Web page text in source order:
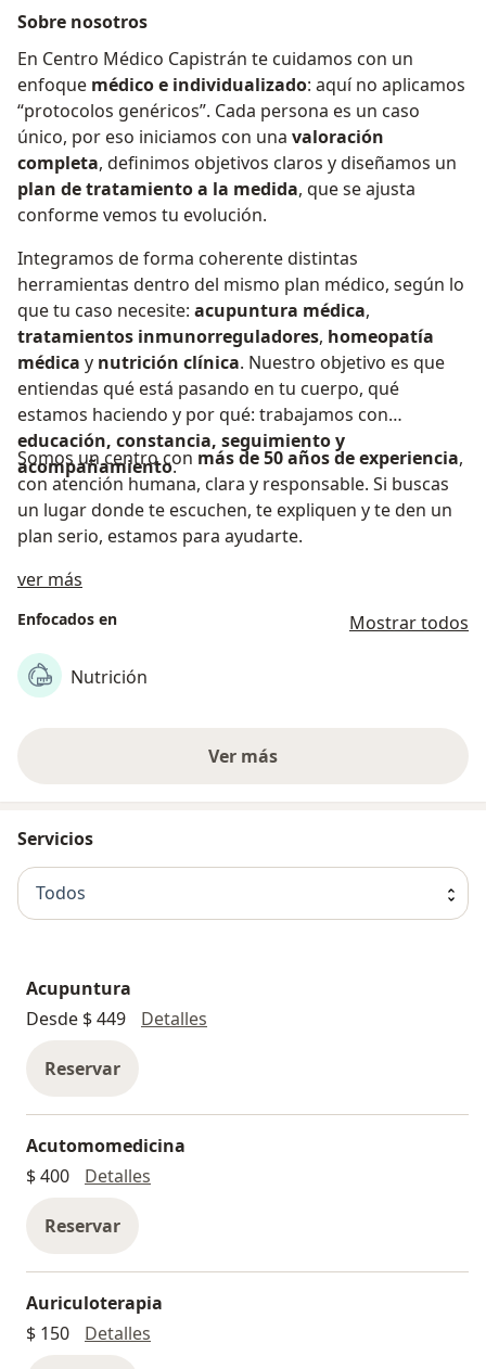
Sobre nosotros
En Centro Médico Capistrán te cuidamos con un
enfoque médico e individualizado: aquí no aplicamos
“protocolos genéricos”. Cada persona es un caso
único, por eso iniciamos con una valoración
completa, definimos objetivos claros y diseñamos un
plan de tratamiento a la medida, que se ajusta
conforme vemos tu evolución.
Integramos de forma coherente distintas
herramientas dentro del mismo plan médico, según lo
que tu caso necesite: acupuntura médica,
tratamientos inmunorreguladores, homeopatía
médica y nutrición clínica. Nuestro objetivo es que
entiendas qué está pasando en tu cuerpo, qué
estamos haciendo y por qué: trabajamos con
educación, constancia, seguimiento y
acompañamiento.
Somos un centro con más de 50 años de experiencia,
con atención humana, clara y responsable. Si buscas
un lugar donde te escuchen, te expliquen y te den un
plan serio, estamos para ayudarte.
ver más
Enfocados en Mostrar todos
Nutrición
Ver más
Servicios
Todos
Acupuntura
Desde $ 449
Detalles
Reservar
Acutomomedicina
$ 400
Detalles
Reservar
Auriculoterapia
$ 150
Detalles